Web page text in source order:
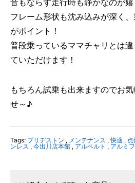
フレーム形状も沈み込みが深く
がポイント！
普段乗っているママチャリとは
ていただけます！
もちろん試乗も出来ますのでお
せ～♪
Tags: ブリヂストン , メンテナンス ,快適 ,
ンレス , 今出川店本館 , アルベルト , アルミ